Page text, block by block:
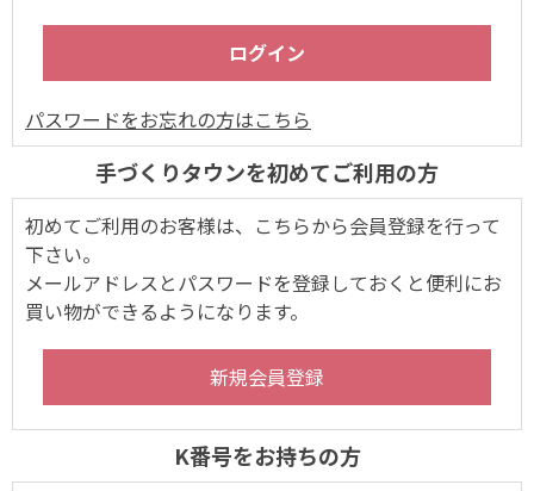
パスワードをお忘れの方はこちら
手づくりタウンを初めてご利用の方
初めてご利用のお客様は、こちらから会員登録を行って
下さい。
メールアドレスとパスワードを登録しておくと便利にお
買い物ができるようになります。
K番号をお持ちの方